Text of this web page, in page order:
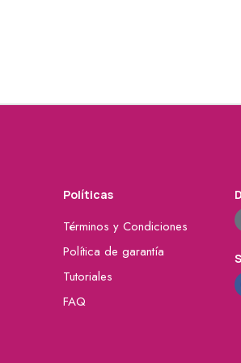
Políticas
Términos y Condiciones
Política de garantía
Tutoriales
FAQ